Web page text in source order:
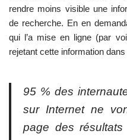
rendre moins visible une
de recherche. En en
qui l’a mise en ligne (par
rejetant cette information
95 % des
sur Internet ne
page des